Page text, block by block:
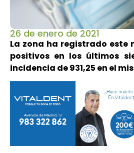
26 de enero de 2021
La zona ha registrado este
positivos en los últimos
incidencia de 931,25 en el